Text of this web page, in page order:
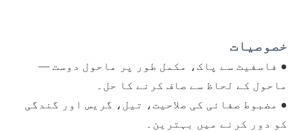
خصوصیات
● فاسفیٹ سے پاک، مکمل طور پر ماحول دوست —
ماحول کے لحاظ سے صاف کرنے کا حل۔
● مضبوط صفائی کی صلاحیت، تیل، گریس اور گندگی
کو دور کرنے میں بہترین۔